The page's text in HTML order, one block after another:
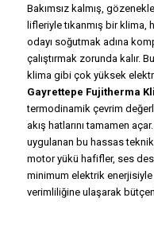
Bakımsız kalmış,
lifleriyle tıkanmış bir
odayı soğutmak adına
çalıştırmak zorunda kalır.
klima gibi çok yüksek
Gayrettepe Fujitherma
termodinamik çevrim
akış hatlarını tamamen açar.
uygulanan bu hassas
motor yükü hafifler, ses
minimum elektrik
verimliliğine ulaşarak